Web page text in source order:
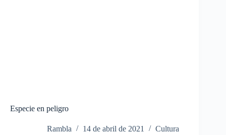
Especie en peligro
Rambla 14 de abril de 2021 Cultura